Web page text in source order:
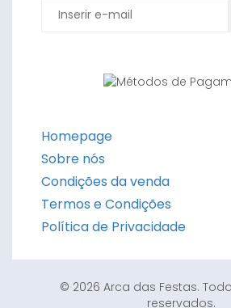
Homepage
Sobre nós
Condições da venda
Termos e Condições
Política de Privacidade
© 2026 Arca das Festas.
reservados.